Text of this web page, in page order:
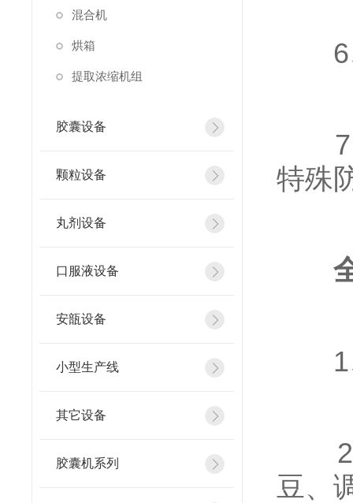
混合机
烘箱
提取浓缩机组
胶囊设备
颗粒设备
丸剂设备
口服液设备
安瓿设备
小型生产线
其它设备
胶囊机系列
6、
7、
特殊
1、
2、
豆、